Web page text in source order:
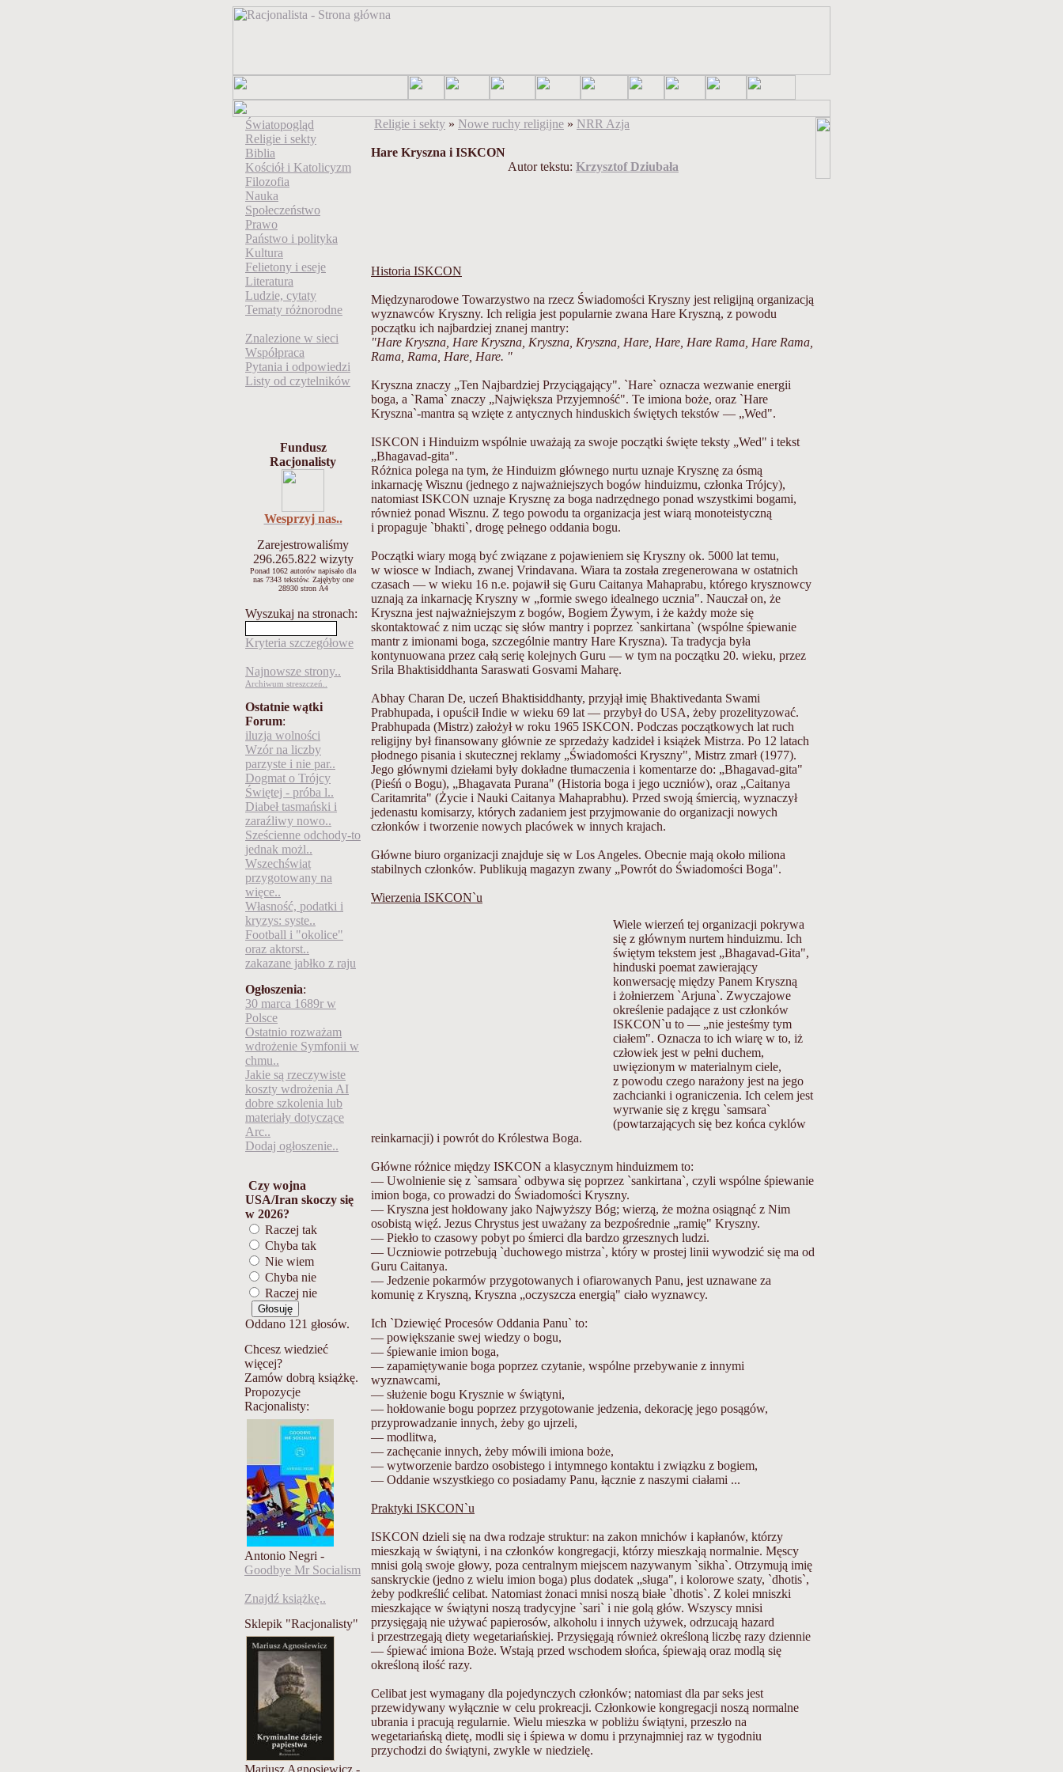
Światopogląd
Religie i sekty
Biblia
Kościół i Katolicyzm
Filozofia
Nauka
Społeczeństwo
Prawo
Państwo i polityka
Kultura
Felietony i eseje
Literatura
Ludzie, cytaty
Tematy różnorodne
Znalezione w sieci
Współpraca
Pytania i odpowiedzi
Listy od czytelników
Fundusz
Racjonalisty
Wesprzyj nas..
Zarejestrowaliśmy
296.265.822 wizyty
Ponad 1062 autorów napisało dla
nas 7343 tekstów. Zajęłyby one
28930 stron A4
Wyszukaj na stronach:
Kryteria szczegółowe
Najnowsze strony..
Archiwum streszczeń..
Ostatnie wątki
Forum:
iluzja wolności
Wzór na liczby
parzyste i nie par..
Dogmat o Trójcy
Świętej - próba l..
Diabeł tasmański i
zaraźliwy nowo..
Sześcienne odchody-to
jednak możl..
Wszechświat
przygotowany na
więce..
Własność, podatki i
kryzys: syste..
Football i "okolice"
oraz aktorst..
zakazane jabłko z raju
Ogłoszenia:
30 marca 1689r w
Polsce
Ostatnio rozważam
wdrożenie Symfonii w
chmu..
Jakie są rzeczywiste
koszty wdrożenia AI
dobre szkolenia lub
materiały dotyczące
Arc..
Dodaj ogłoszenie..
Czy wojna
USA/Iran skoczy się
w 2026?
Raczej tak
Chyba tak
Nie wiem
Chyba nie
Raczej nie
Oddano 121 głosów.
Chcesz wiedzieć
więcej?
Zamów dobrą książkę.
Propozycje
Racjonalisty:
Antonio Negri -
Goodbye Mr Socialism
Znajdź książkę..
Sklepik "Racjonalisty"
Mariusz Agnosiewicz -
Religie i sekty » Nowe ruchy religijne » NRR Azja
Hare Kryszna i ISKCON
Autor tekstu: Krzysztof Dziubała
Historia ISKCON
Międzynarodowe Towarzystwo na rzecz Świadomości Kryszny jest religijną organizacją
wyznawców Kryszny. Ich religia jest popularnie zwana Hare Kryszną, z powodu
początku ich najbardziej znanej mantry:
"Hare Kryszna, Hare Kryszna, Kryszna, Kryszna, Hare, Hare, Hare Rama, Hare Rama,
Rama, Rama, Hare, Hare. "
Kryszna znaczy „Ten Najbardziej Przyciągający". `Hare` oznacza wezwanie energii
boga, a `Rama` znaczy „Największa Przyjemność". Te imiona boże, oraz `Hare
Kryszna`-mantra są wzięte z antycznych hinduskich świętych tekstów — „Wed".
ISKCON i Hinduizm wspólnie uważają za swoje początki święte teksty „Wed" i tekst
„Bhagavad-gita".
Różnica polega na tym, że Hinduizm głównego nurtu uznaje Krysznę za ósmą
inkarnację Wisznu (jednego z najważniejszych bogów hinduizmu, członka Trójcy),
natomiast ISKCON uznaje Krysznę za boga nadrzędnego ponad wszystkimi bogami,
również ponad Wisznu. Z tego powodu ta organizacja jest wiarą monoteistyczną
i propaguje `bhakti`, drogę pełnego oddania bogu.
Początki wiary mogą być związane z pojawieniem się Kryszny ok. 5000 lat temu,
w wiosce w Indiach, zwanej Vrindavana. Wiara ta została zregenerowana w ostatnich
czasach — w wieku 16 n.e. pojawił się Guru Caitanya Mahaprabu, którego krysznowcy
uznają za inkarnację Kryszny w „formie swego idealnego ucznia". Nauczał on, że
Kryszna jest najważniejszym z bogów, Bogiem Żywym, i że każdy może się
skontaktować z nim ucząc się słów mantry i poprzez `sankirtana` (wspólne śpiewanie
mantr z imionami boga, szczególnie mantry Hare Kryszna). Ta tradycja była
kontynuowana przez całą serię kolejnych Guru — w tym na początku 20. wieku, przez
Srila Bhaktisiddhanta Saraswati Gosvami Maharę.
Abhay Charan De, uczeń Bhaktisiddhanty, przyjął imię Bhaktivedanta Swami
Prabhupada, i opuścił Indie w wieku 69 lat — przybył do USA, żeby prozelityzować.
Prabhupada (Mistrz) założył w roku 1965 ISKCON. Podczas początkowych lat ruch
religijny był finansowany głównie ze sprzedaży kadzideł i książek Mistrza. Po 12 latach
płodnego pisania i skutecznej reklamy „Świadomości Kryszny", Mistrz zmarł (1977).
Jego głównymi dziełami były dokładne tłumaczenia i komentarze do: „Bhagavad-gita"
(Pieśń o Bogu), „Bhagavata Purana" (Historia boga i jego uczniów), oraz „Caitanya
Caritamrita" (Życie i Nauki Caitanya Mahaprabhu). Przed swoją śmiercią, wyznaczył
jedenastu komisarzy, których zadaniem jest przyjmowanie do organizacji nowych
członków i tworzenie nowych placówek w innych krajach.
Główne biuro organizacji znajduje się w Los Angeles. Obecnie mają około miliona
stabilnych członków. Publikują magazyn zwany „Powrót do Świadomości Boga".
Wierzenia ISKCON`u
Wiele wierzeń tej organizacji pokrywa
się z głównym nurtem hinduizmu. Ich
świętym tekstem jest „Bhagavad-Gita",
hinduski poemat zawierający
konwersację między Panem Kryszną
i żołnierzem `Arjuna`. Zwyczajowe
określenie padające z ust członków
ISKCON`u to — „nie jesteśmy tym
ciałem". Oznacza to ich wiarę w to, iż
człowiek jest w pełni duchem,
uwięzionym w materialnym ciele,
z powodu czego narażony jest na jego
zachcianki i ograniczenia. Ich celem jest
wyrwanie się z kręgu `samsara`
(powtarzających się bez końca cyklów
reinkarnacji) i powrót do Królestwa Boga.
Główne różnice między ISKCON a klasycznym hinduizmem to:
— Uwolnienie się z `samsara` odbywa się poprzez `sankirtana`, czyli wspólne śpiewanie
imion boga, co prowadzi do Świadomości Kryszny.
— Kryszna jest hołdowany jako Najwyższy Bóg; wierzą, że można osiągnąć z Nim
osobistą więź. Jezus Chrystus jest uważany za bezpośrednie „ramię" Kryszny.
— Piekło to czasowy pobyt po śmierci dla bardzo grzesznych ludzi.
— Uczniowie potrzebują `duchowego mistrza`, który w prostej linii wywodzić się ma od
Guru Caitanya.
— Jedzenie pokarmów przygotowanych i ofiarowanych Panu, jest uznawane za
komunię z Kryszną, Kryszna „oczyszcza energią" ciało wyznawcy.
Ich `Dziewięć Procesów Oddania Panu` to:
— powiększanie swej wiedzy o bogu,
— śpiewanie imion boga,
— zapamiętywanie boga poprzez czytanie, wspólne przebywanie z innymi
wyznawcami,
— służenie bogu Krysznie w świątyni,
— hołdowanie bogu poprzez przygotowanie jedzenia, dekorację jego posągów,
przyprowadzanie innych, żeby go ujrzeli,
— modlitwa,
— zachęcanie innych, żeby mówili imiona boże,
— wytworzenie bardzo osobistego i intymnego kontaktu i związku z bogiem,
— Oddanie wszystkiego co posiadamy Panu, łącznie z naszymi ciałami ...
Praktyki ISKCON`u
ISKCON dzieli się na dwa rodzaje struktur: na zakon mnichów i kapłanów, którzy
mieszkają w świątyni, i na członków kongregacji, którzy mieszkają normalnie. Męscy
mnisi golą swoje głowy, poza centralnym miejscem nazywanym `sikha`. Otrzymują imię
sanskryckie (jedno z wielu imion boga) plus dodatek „sługa", i kolorowe szaty, `dhotis`,
żeby podkreślić celibat. Natomiast żonaci mnisi noszą białe `dhotis`. Z kolei mniszki
mieszkające w świątyni noszą tradycyjne `sari` i nie golą głów. Wszyscy mnisi
przysięgają nie używać papierosów, alkoholu i innych używek, odrzucają hazard
i przestrzegają diety wegetariańskiej. Przysięgają również określoną liczbę razy dziennie
— śpiewać imiona Boże. Wstają przed wschodem słońca, śpiewają oraz modlą się
określoną ilość razy.
Celibat jest wymagany dla pojedynczych członków; natomiast dla par seks jest
przewidywany wyłącznie w celu prokreacji. Członkowie kongregacji noszą normalne
ubrania i pracują regularnie. Wielu mieszka w pobliżu świątyni, przeszło na
wegetariańską dietę, modli się i śpiewa w domu i przynajmniej raz w tygodniu
przychodzi do świątyni, zwykle w niedzielę.